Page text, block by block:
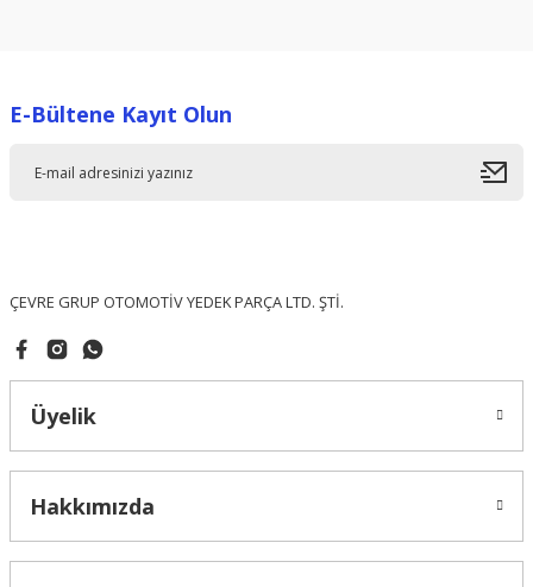
Ürün resmi kalitesiz, bozuk veya görüntülenemiyor.
E-Bültene Kayıt Olun
ÇEVRE GRUP OTOMOTİV YEDEK PARÇA LTD. ŞTİ.
Üyelik
Hakkımızda